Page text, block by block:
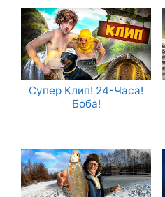
Супер Клип! 24-Часа!
Боба!